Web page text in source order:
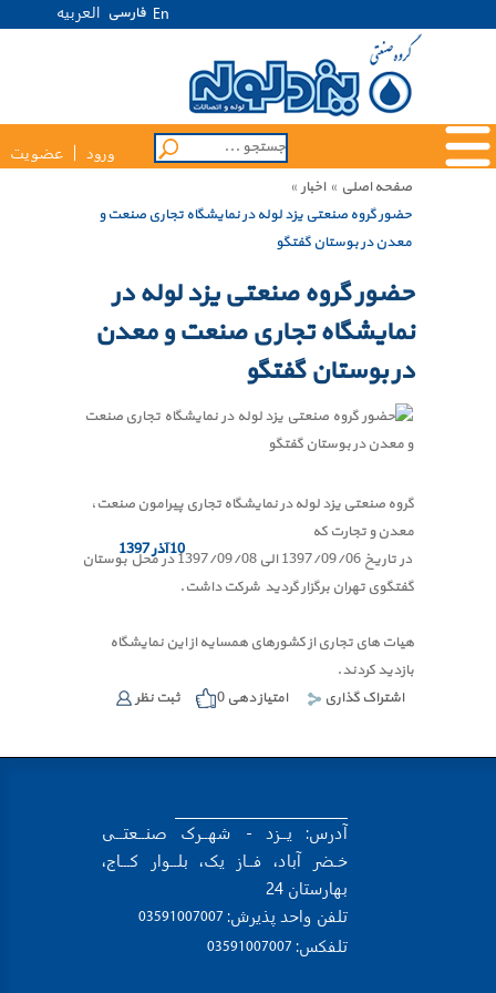
En فارسی العربیه
ورود عضویت
صفحه اصلی » اخبار »
حضور گروه صنعتی یزد لوله در نمایشگاه تجاری صنعت و
معدن در بوستان گفتگو
حضور گروه صنعتی یزد لوله در
نمایشگاه تجاری صنعت و معدن
در بوستان گفتگو
10 آذر 1397
گروه صنعتی یزد لوله در نمایشگاه تجاری پیرامون صنعت،
معدن و تجارت که
در تاریخ 1397/09/06 الی 1397/09/08 در محل بوستان
گفتگوی تهران برگزار گردید شرکت داشت.
هیات های تجاری از کشورهای همسایه از این نمایشگاه
بازدید کردند.
اشتراک گذاری
امتیاز دهی 0 ثبت نظر
آدرس: یــزد - شهــرک صنــعتــی
خـضر آباد، فــاز یک، بلــوار کـــاج،
بهارستان 24
تلفن واحد پذیرش:
تلفکس: